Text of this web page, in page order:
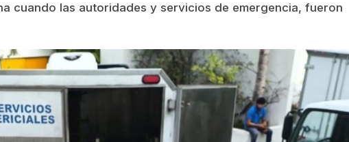
cuando las autoridades y servicios de emergencia, fueron